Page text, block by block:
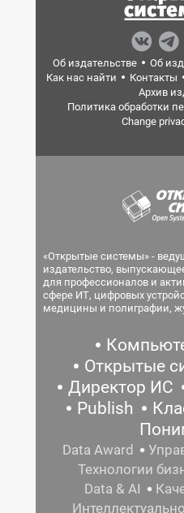
Об издательстве Об
Как нас найти
Контакты
Архив
Политика обработки
Change
«Открытые системы» -
издательство,
для профессионалов и
сфере ИТ, цифровых
медицины и полиграфии,
Открытые
Директор ИС
Publish
Data Award
Технологии
Data & AI